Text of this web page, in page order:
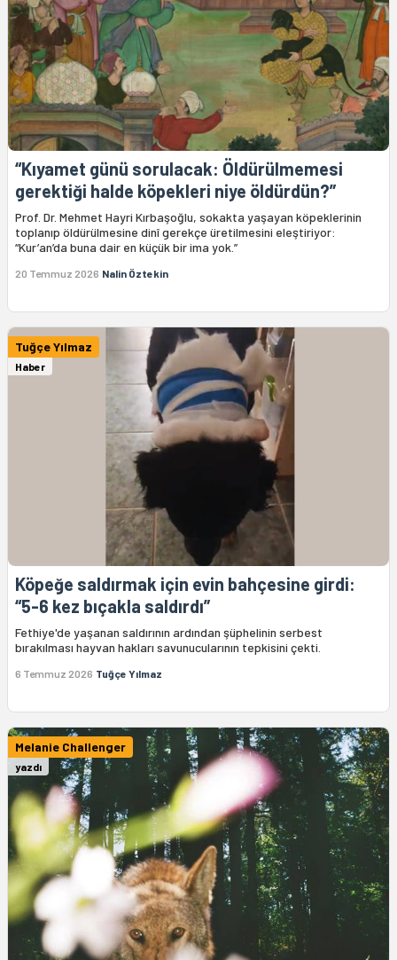
“Kıyamet günü sorulacak: Öldürülmemesi
gerektiği halde köpekleri niye öldürdün?”
Prof. Dr. Mehmet Hayri Kırbaşoğlu, sokakta yaşayan köpeklerinin
toplanıp öldürülmesine dinî gerekçe üretilmesini eleştiriyor:
“Kur’an’da buna dair en küçük bir ima yok.”
20 Temmuz 2026 Nalin Öztekin
Tuğçe Yılmaz
Haber
Köpeğe saldırmak için evin bahçesine girdi:
“5-6 kez bıçakla saldırdı”
Fethiye'de yaşanan saldırının ardından şüphelinin serbest
bırakılması hayvan hakları savunucularının tepkisini çekti.
6 Temmuz 2026 Tuğçe Yılmaz
Melanie Challenger
yazdı